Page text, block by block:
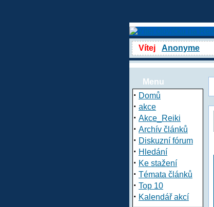
Vítej Anonyme
Menu
· Domů
· akce
· Akce_Reiki
· Archív článků
· Diskuzní fórum
· Hledání
· Ke stažení
· Témata článků
· Top 10
· Kalendář akcí